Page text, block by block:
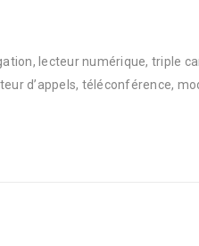
lecteur numérique, triple
d’appels, téléconférence,